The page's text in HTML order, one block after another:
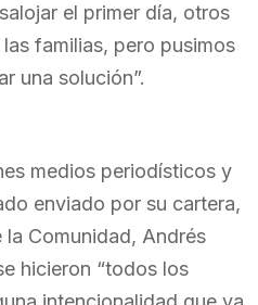
el primer día, otros
familias, pero pusimos
una solución”.
medios periodísticos y
enviado por su cartera,
Comunidad, Andrés
hicieron “todos los